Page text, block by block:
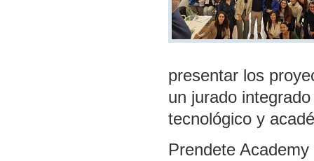
presentar los
un jurado
tecnológico y
Prendete